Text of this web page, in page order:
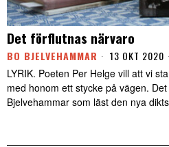
Det förflutnas närvaro
BO BJELVEHAMMAR 13 OKT 2020
LYRIK. Poeten Per Helge vill att vi
med honom ett stycke på vägen.
Bjelvehammar som läst den nya